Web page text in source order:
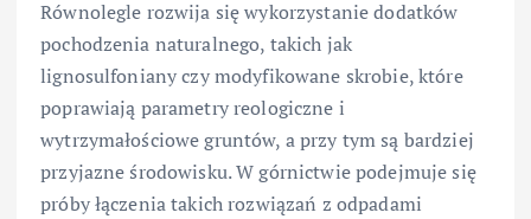
Równolegle rozwija się wykorzystanie dodatków
pochodzenia naturalnego, takich jak
lignosulfoniany czy modyfikowane skrobie, które
poprawiają parametry reologiczne i
wytrzymałościowe gruntów, a przy tym są bardziej
przyjazne środowisku. W górnictwie podejmuje się
próby łączenia takich rozwiązań z odpadami